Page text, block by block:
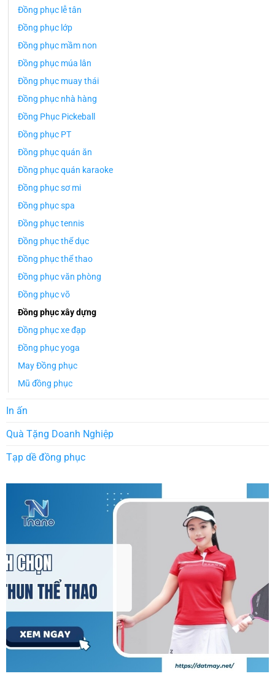
Đồng phục lễ tân
Đồng phục lớp
Đồng phục mầm non
Đồng phục múa lân
Đồng phục muay thái
Đồng phục nhà hàng
Đồng Phục Pickeball
Đồng phục PT
Đồng phục quán ăn
Đồng phục quán karaoke
Đồng phục sơ mi
Đồng phục spa
Đồng phục tennis
Đồng phục thể dục
Đồng phục thể thao
Đồng phục văn phòng
Đồng phục võ
Đồng phục xây dựng
Đồng phục xe đạp
Đồng phục yoga
May Đồng phục
Mũ đồng phục
In ấn
Quà Tặng Doanh Nghiệp
Tạp dề đồng phục